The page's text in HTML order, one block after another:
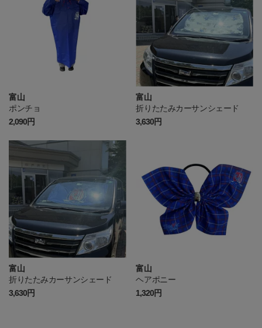
富山
ポンチョ
2,090円
富山
折りたたみカーサンシェード
3,630円
富山
折りたたみカーサンシェード
3,630円
富山
ヘアポニー
1,320円